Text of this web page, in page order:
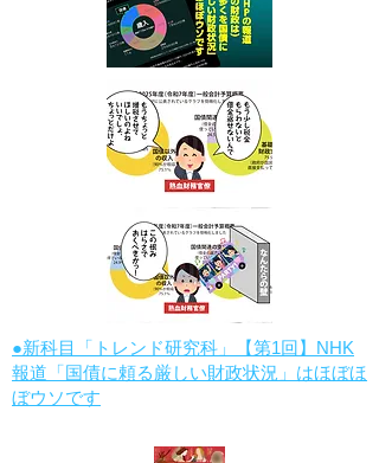
●新科目「トレンド研究科」【第1回】NHK
報道「国債に頼る厳しい財政状況」はほぼほ
ぼウソです